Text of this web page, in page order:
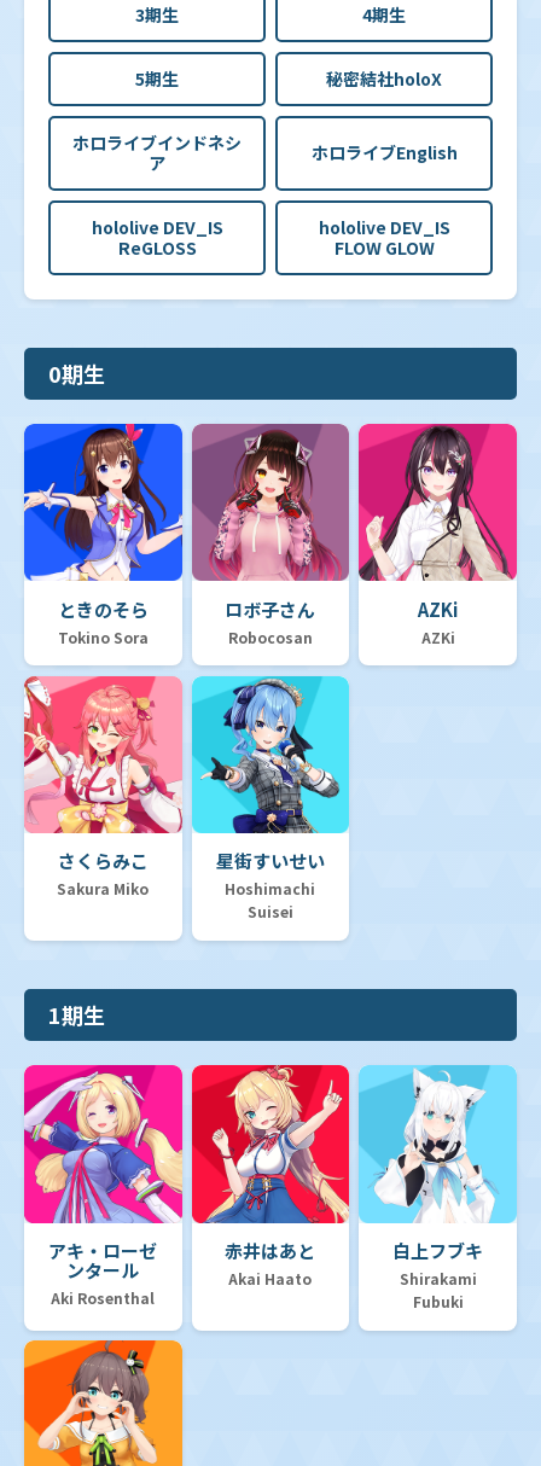
3期生 4期生
5期生 秘密結社holoX
ホロライブインドネシ
ア
ホロライブEnglish
hololive DEV_IS
ReGLOSS
hololive DEV_IS
FLOW GLOW
0期生
ときのそら
Tokino Sora
ロボ子さん
Robocosan
AZKi
AZKi
さくらみこ
Sakura Miko
星街すいせい
Hoshimachi
Suisei
1期生
アキ・ローゼ
ンタール
Aki Rosenthal
赤井はあと
Akai Haato
白上フブキ
Shirakami
Fubuki